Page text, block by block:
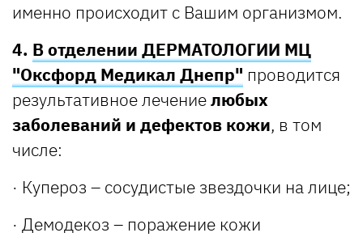
именно происходит с Вашим организмом.
4. В отделении ДЕРМАТОЛОГИИ МЦ
"Оксфорд Медикал Днепр" проводится
результативное лечениелюбых
заболеваний и дефектов кожи, в том
числе:
· Купероз – сосудистые звездочки на лице;
· Демодекоз – поражение кожи